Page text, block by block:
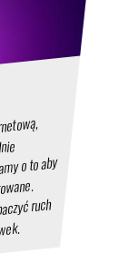
o to aby
ruch